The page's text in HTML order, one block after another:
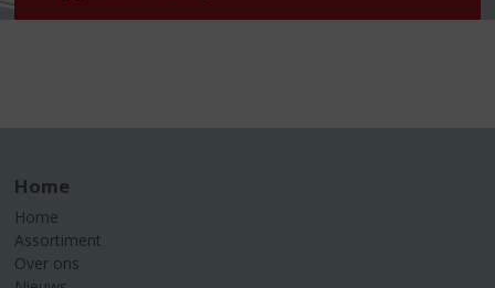
Home
Home
Assortiment
Over ons